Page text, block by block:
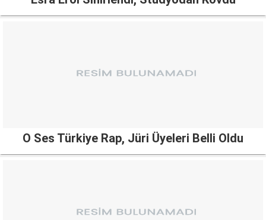
O Ses Türkiye Rap, Jüri Üyeleri Belli Oldu